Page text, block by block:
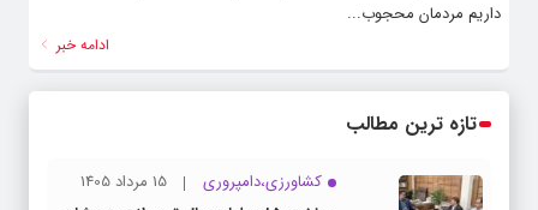
داريم مردمان محجوب...
ادامه خبر
تازه ترین مطالب
کشاورزی،دامپروری
15 مرداد 1405